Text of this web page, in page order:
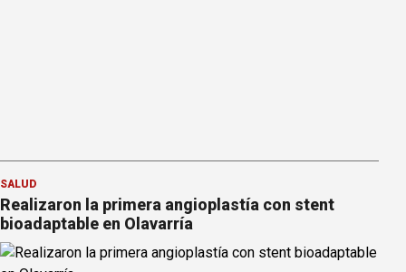
SALUD
Realizaron la primera angioplastía con stent
bioadaptable en Olavarría